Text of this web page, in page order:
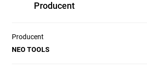
Producent
Producent
NEO TOOLS